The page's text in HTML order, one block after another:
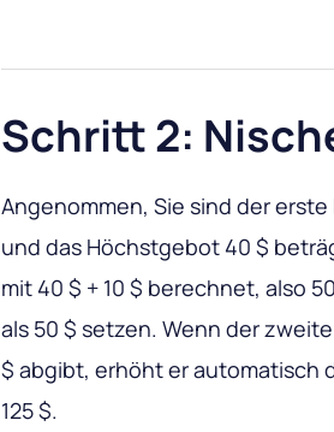
Schritt 2:
Angenommen, Sie sind der
und das Höchstgebot 40 $
mit 40 $ + 10 $ berechnet, also
als 50 $ setzen. Wenn der
$ abgibt, erhöht er automatisch
125 $.